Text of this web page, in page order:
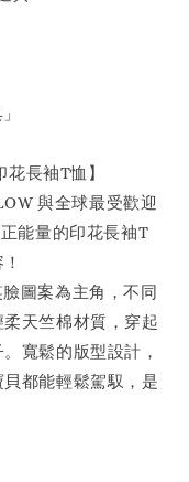
長袖T恤】
與全球最受歡迎
能量的印花長袖T
圖案為主角，不同
天竺棉材質，穿起
寬鬆的版型設計，
都能輕鬆駕馭，是